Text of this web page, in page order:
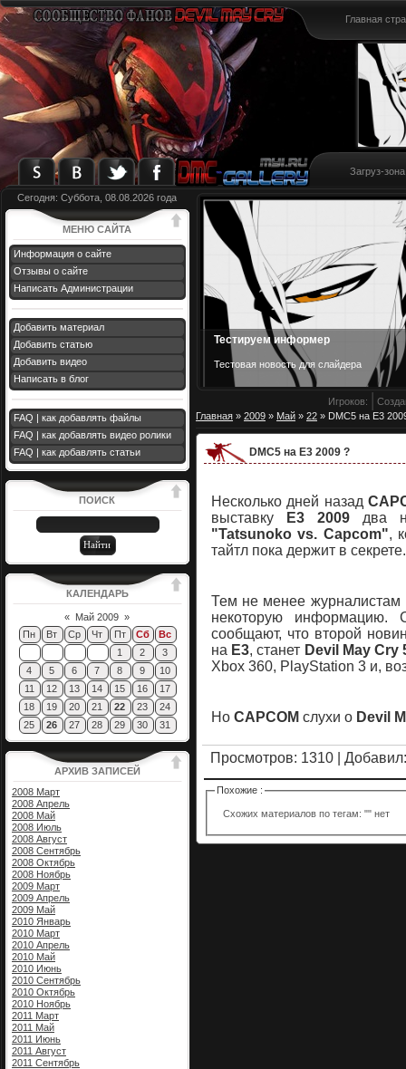
Главная
Загруз-зона
Тестируем информер
Тестовая новость для слайдера
Игроков:
Главная » 2009 » Май » 22 » DMC5 на E3
DMC5 на E3 2009 ?
Несколько дней назад
выставку
Е3 2009 два
"Tatsunoko vs. Capcom",
тайтл пока держит в секрете.
Тем не менее журналистам
некоторую информацию.
сообщают, что второй
на Е3, станет Devil May Cry
Xbox 360, PlayStation 3 и,
Но CAPCOM слухи о Devil
Просмотров: 1310 | Добавил
Похожие :
Схожих материалов по тегам: "" нет
Сегодня: Суббота, 08.08.2026 года
МЕНЮ САЙТА
Информация о сайте
Отзывы о сайте
Написать Администрации
Добавить материал
Добавить статью
Добавить видео
Написать в блог
FAQ | как добавлять файлы
FAQ | как добавлять видео ролики
FAQ | как добавлять статьи
ПОИСК
КАЛЕНДАРЬ
« Май 2009 »
Пн
Вт Ср Чт Пт Сб
Вс
1
2
3
4
5 6 7 8 9
10
11
12 13 14 15 16
17
18
19 20 21 22 23
24
25
26 27 28 29 30 31
АРХИВ ЗАПИСЕЙ
2008 Март
2008 Апрель
2008 Май
2008 Июль
2008 Август
2008 Сентябрь
2008 Октябрь
2008 Ноябрь
2009 Март
2009 Апрель
2009 Май
2010 Январь
2010 Март
2010 Апрель
2010 Май
2010 Июнь
2010 Сентябрь
2010 Октябрь
2010 Ноябрь
2011 Март
2011 Май
2011 Июнь
2011 Август
2011 Сентябрь